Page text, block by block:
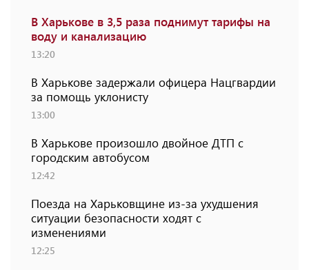
В Харькове в 3,5 раза поднимут тарифы на
воду и канализацию
13:20
В Харькове задержали офицера Нацгвардии
за помощь уклонисту
13:00
В Харькове произошло двойное ДТП с
городским автобусом
12:42
Поезда на Харьковщине из-за ухудшения
ситуации безопасности ходят с
изменениями
12:25